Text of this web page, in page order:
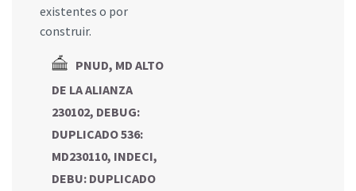
existentes o por
construir.
PNUD, MD ALTO
DE LA ALIANZA
230102, DEBUG:
DUPLICADO 536:
MD230110, INDECI,
DEBU: DUPLICADO